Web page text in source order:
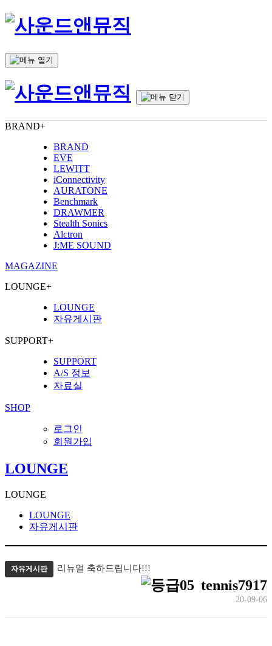
BRAND+
BRAND
EVE
LEWITT
iConnectivity
AURATONE
Benchmark
DRAWMER
Stealth Sonics
Alctron
J:ME SOUND
MAGAZINE
LOUNGE+
LOUNGE
자유게시판
SUPPORT+
SUPPORT
A/S 정보
자료실
SHOP
로그인
회원가입
LOUNGE
LOUNGE
LOUNGE
자유게시판
자유게시판 리뉴얼 축하드립니다!!!
tennis7917
20-09-06